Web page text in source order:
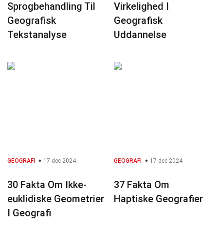
Sprogbehandling Til
Geografisk
Tekstanalyse
Virkelighed I
Geografisk
Uddannelse
GEOGRAFI 17 dec 2024
30 Fakta Om Ikke-
euklidiske Geometrier
I Geografi
GEOGRAFI 17 dec 2024
37 Fakta Om
Haptiske Geografier